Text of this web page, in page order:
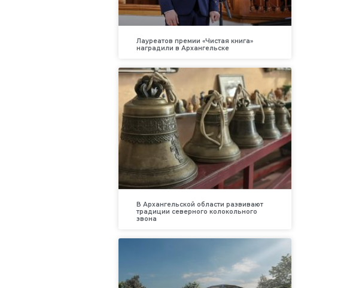
Лауреатов премии «Чистая книга»
наградили в Архангельске
В Архангельской области развивают
традиции северного колокольного
звона